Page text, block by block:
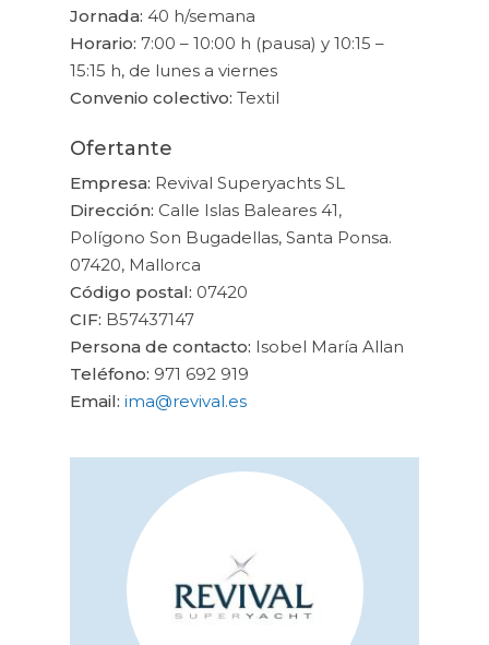
Jornada: 40 h/semana
Horario: 7:00 – 10:00 h (pausa) y 10:15 –
15:15 h, de lunes a viernes
Convenio colectivo: Textil
Ofertante
Empresa: Revival Superyachts SL
Dirección: Calle Islas Baleares 41,
Polígono Son Bugadellas, Santa Ponsa.
07420, Mallorca
Código postal: 07420
CIF: B57437147
Persona de contacto: Isobel María Allan
Teléfono: 971 692 919
Email: ima@revival.es